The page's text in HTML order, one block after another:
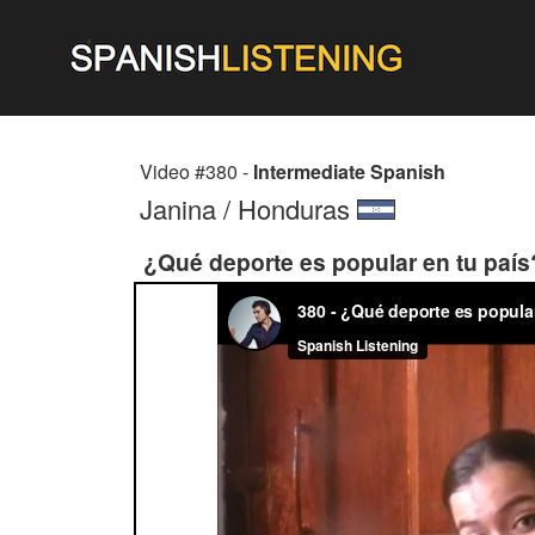
Video #380 - Intermediate Spanish
Janina / Honduras
¿Qué deporte es popular en tu